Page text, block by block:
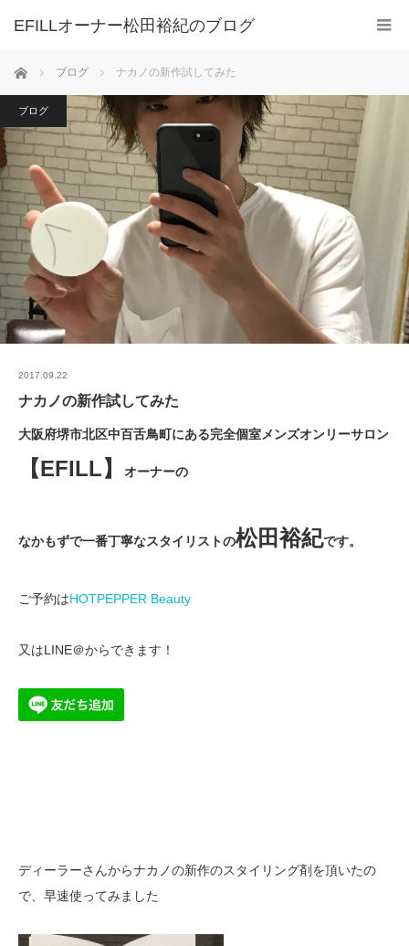
ホーム ブログ ナカノの新作試してみた
ブログ
2017.09.22
ナカノの新作試してみた
大阪府堺市北区中百舌鳥町にある完全個室メンズオンリーサロン
【EFILL】 オーナーの
なかもずで一番丁寧なスタイリストの松田裕紀です。
ご予約はHOTPEPPER Beauty
又はLINE＠からできます！
ディーラーさんからナカノの新作のスタイリング剤を頂いたの
で、早速使ってみました